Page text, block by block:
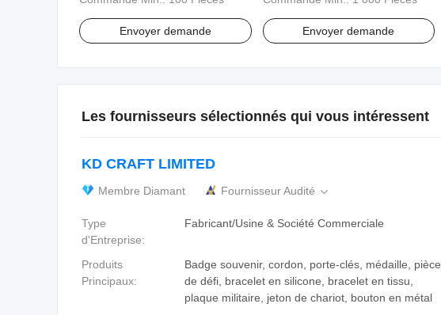
Envoyer demande Envoyer demande
Les fournisseurs sélectionnés qui vous intéressent
KD CRAFT LIMITED
Membre Diamant Fournisseur Audité 
Type
d'Entreprise:
Fabricant/Usine & Société Commerciale
Produits
Principaux:
Badge souvenir, cordon, porte-clés, médaille, pièce
de défi, bracelet en silicone, bracelet en tissu,
plaque militaire, jeton de chariot, bouton en métal